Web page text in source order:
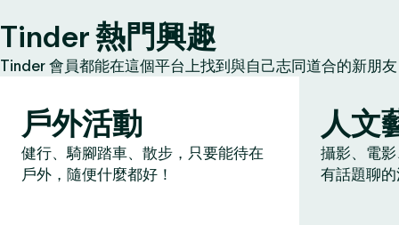
Tinder 熱門興趣
Tinder 會員都能在這個平台上找到與自己志同道合的新朋
戶外活動
健行、騎腳踏車、散步，只要能待在
戶外，隨便什麼都好！
人文
攝影、電
有話題聊